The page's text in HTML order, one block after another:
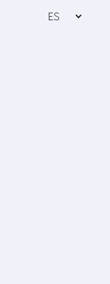
ES